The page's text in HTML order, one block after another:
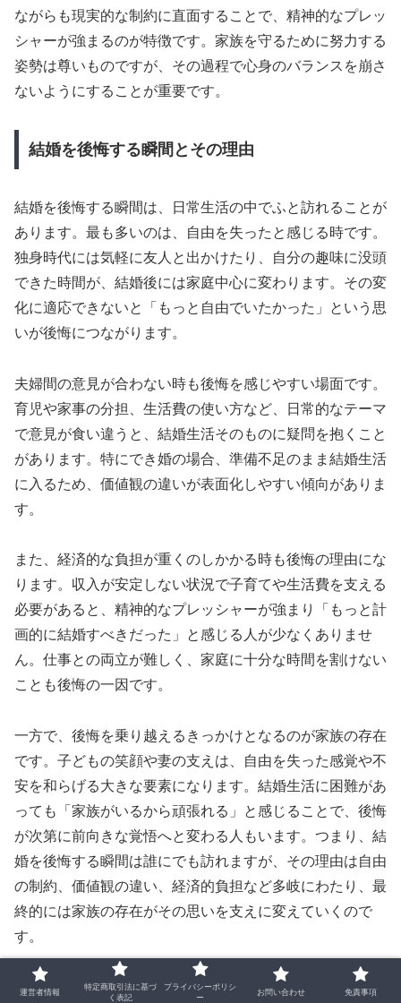
ながらも現実的な制約に直面することで、精神的なプレッ
シャーが強まるのが特徴です。家族を守るために努力する
姿勢は尊いものですが、その過程で心身のバランスを崩さ
ないようにすることが重要です。
結婚を後悔する瞬間とその理由
結婚を後悔する瞬間は、日常生活の中でふと訪れることが
あります。最も多いのは、自由を失ったと感じる時です。
独身時代には気軽に友人と出かけたり、自分の趣味に没頭
できた時間が、結婚後には家庭中心に変わります。その変
化に適応できないと「もっと自由でいたかった」という思
いが後悔につながります。
夫婦間の意見が合わない時も後悔を感じやすい場面です。
育児や家事の分担、生活費の使い方など、日常的なテーマ
で意見が食い違うと、結婚生活そのものに疑問を抱くこと
があります。特にでき婚の場合、準備不足のまま結婚生活
に入るため、価値観の違いが表面化しやすい傾向がありま
す。
また、経済的な負担が重くのしかかる時も後悔の理由にな
ります。収入が安定しない状況で子育てや生活費を支える
必要があると、精神的なプレッシャーが強まり「もっと計
画的に結婚すべきだった」と感じる人が少なくありませ
ん。仕事との両立が難しく、家庭に十分な時間を割けない
ことも後悔の一因です。
一方で、後悔を乗り越えるきっかけとなるのが家族の存在
です。子どもの笑顔や妻の支えは、自由を失った感覚や不
安を和らげる大きな要素になります。結婚生活に困難があ
っても「家族がいるから頑張れる」と感じることで、後悔
が次第に前向きな覚悟へと変わる人もいます。つまり、結
婚を後悔する瞬間は誰にでも訪れますが、その理由は自由
の制約、価値観の違い、経済的負担など多岐にわたり、最
終的には家族の存在がその思いを支えに変えていくので
す。
運営者情報
特定商取引法に基づ
く表記
プライバシーポリシ
ー
お問い合わせ 免責事項